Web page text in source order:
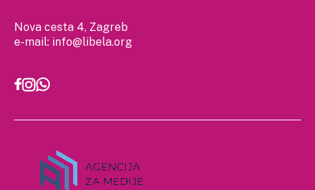
Nova cesta 4, Zagreb
e-mail: info@libela.org